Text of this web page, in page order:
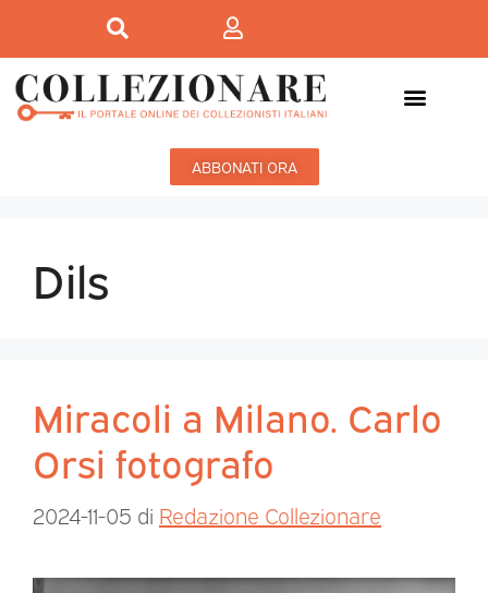
ABBONATI ORA
Dils
Miracoli a Milano. Carlo
Orsi fotografo
2024-11-05 di Redazione Collezionare